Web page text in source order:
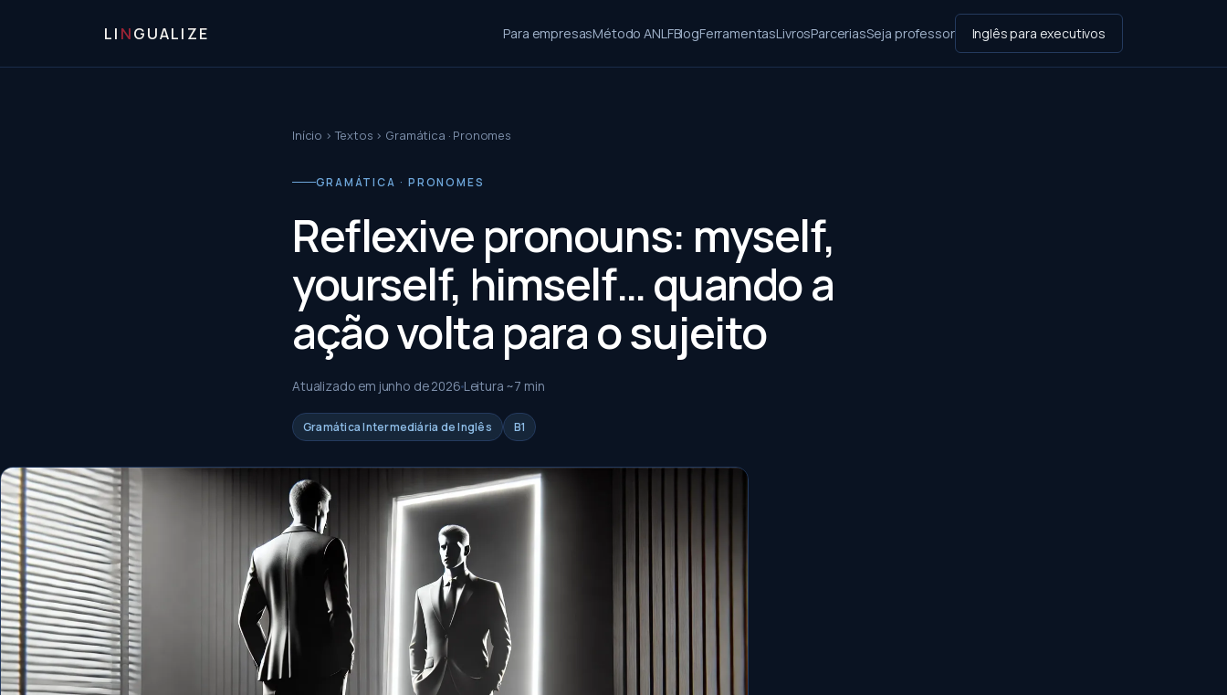
LI NGUALIZE Para empresasMétodo ANLFBlogFerramentasLivrosParceriasSeja professor Inglês para executivos
Início ›Textos › Gramática · Pronomes
GRAMÁTICA · PRONOMES
Reflexive pronouns: myself,
yourself, himself… quando a
ação volta para o sujeito
Atualizado em junho de 2026Leitura ~7 min
Gramática Intermediária de Inglês B1